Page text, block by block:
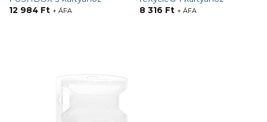
12 984 Ft + ÁFA
8 316 Ft + ÁFA